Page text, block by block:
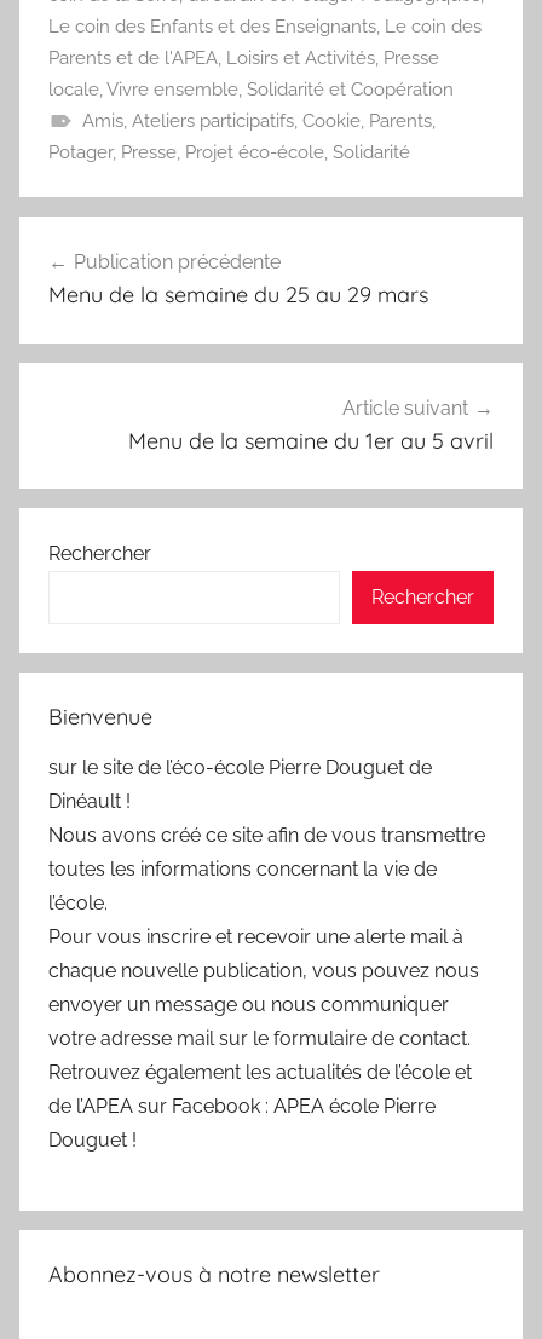
Le coin des Enfants et des Enseignants, Le coin des
Parents et de l'APEA, Loisirs et Activités, Presse
locale,Vivre ensemble, Solidarité et Coopération
Amis, Ateliers participatifs, Cookie, Parents,
Potager, Presse, Projet éco-école, Solidarité
de
Publication précédente
Menu de la semaine du 25 au 29 mars
Article suivant
Menu de la semaine du 1er au 5 avril
Rechercher
Rechercher
Bienvenue
sur le site de l’éco-école Pierre Douguet de
Dinéault !
Nous avons créé ce site afin de vous transmettre
toutes les informations concernant la vie de
l’école.
Pour vous inscrire et recevoir une alerte mail à
chaque nouvelle publication, vous pouvez nous
envoyer un message ou nous communiquer
votre adresse mail sur le formulaire de contact.
Retrouvez également les actualités de l’école et
de l’APEA sur Facebook : APEA école Pierre
Douguet !
Abonnez-vous à notre newsletter